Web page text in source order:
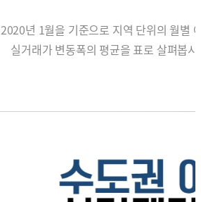
2020년 1월을 기준으로 지역 단위의 월별
실거래가 변동폭의 평균을 표로 살펴봅